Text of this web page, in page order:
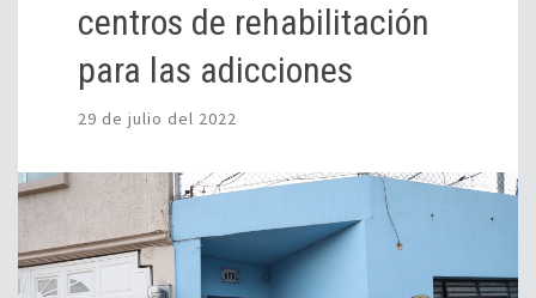
centros de rehabilitación
para las adicciones
29 de julio del 2022